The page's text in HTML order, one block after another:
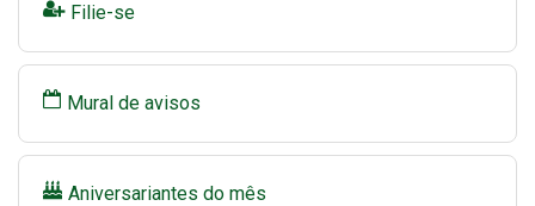
Filie-se
Mural de avisos
Aniversariantes do mês